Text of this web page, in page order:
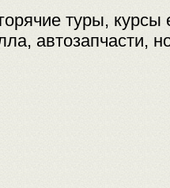
туры, курсы
автозапчасти,